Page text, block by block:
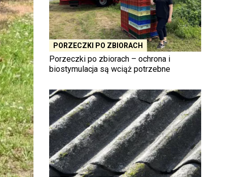
PORZECZKI PO ZBIORACH
Porzeczki po zbiorach – ochrona i
biostymulacja są wciąż potrzebne